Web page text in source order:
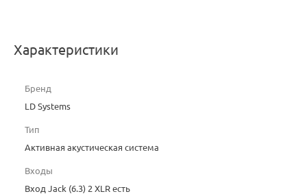
Характеристики
Бренд
LD Systems
Тип
Активная акустическая система
Входы
Вход Jack (6.3) 2 XLR есть